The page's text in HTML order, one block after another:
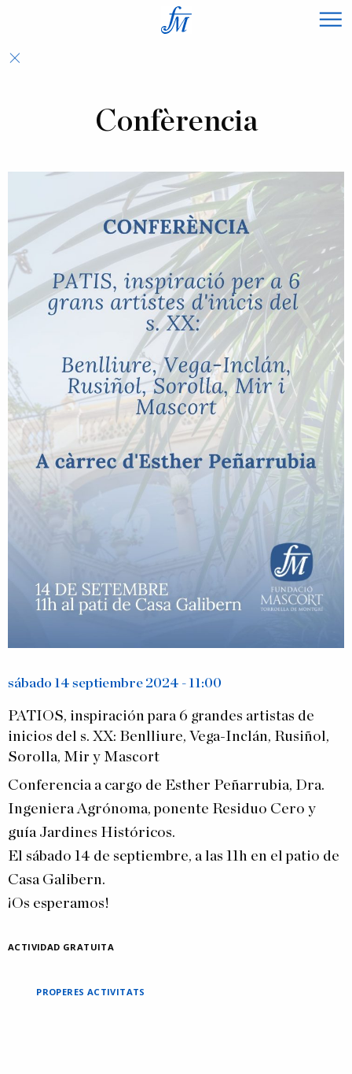
×
Confèrencia
sábado 14 septiembre 2024 - 11:00
PATIOS, inspiración para 6 grandes artistas de
inicios del s. XX: Benlliure, Vega-Inclán, Rusiñol,
Sorolla, Mir y Mascort
Conferencia a cargo de Esther Peñarrubia, Dra.
Ingeniera Agrónoma, ponente Residuo Cero y
guía Jardines Históricos.
El sábado 14 de septiembre, a las 11h en el patio de
Casa Galibern.
¡Os esperamos!
ACTIVIDAD GRATUITA
PROPERES ACTIVITATS